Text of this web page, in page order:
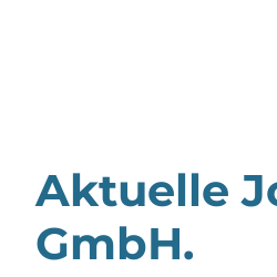
Aktuelle
GmbH.